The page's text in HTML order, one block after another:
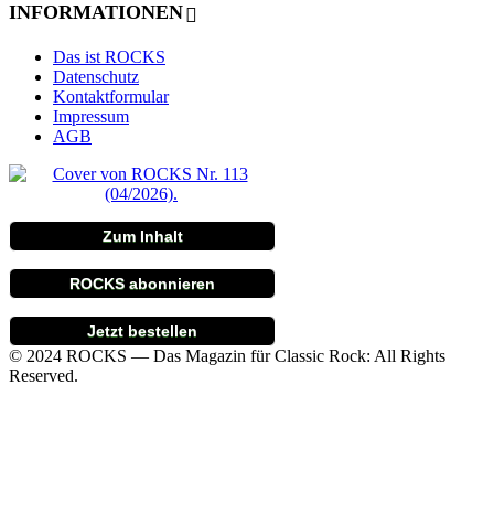
INFORMATIONEN
Das ist ROCKS
Datenschutz
Kontaktformular
Impressum
AGB
Zum Inhalt
ROCKS abonnieren
Jetzt bestellen
© 2024 ROCKS — Das Magazin für Classic Rock: All Rights
Reserved.